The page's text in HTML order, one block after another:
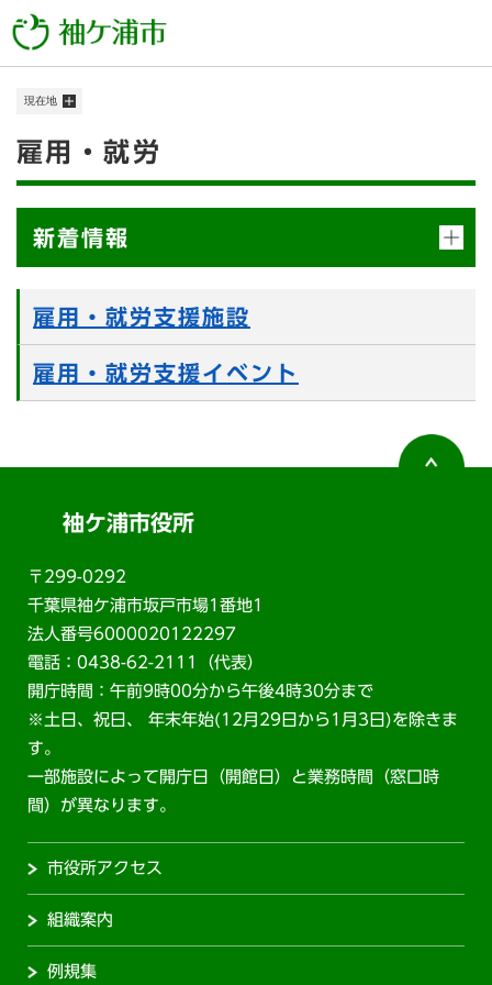
ー
メニューを飛ばして本文へ
現在地
本
雇用・就労
新着情報
雇用・就労支援施設
雇用・就労支援イベント
袖ケ浦市役所
〒299-0292
千葉県袖ケ浦市坂戸市場1番地1
法人番号6000020122297
電話：0438-62-2111（代表）
開庁時間：午前9時00分から午後4時30分まで
※土日、祝日、 年末年始(12月29日から1月3日)を除きま
す。
一部施設によって開庁日（開館日）と業務時間（窓口時
間）が異なります。
市役所アクセス
組織案内
例規集